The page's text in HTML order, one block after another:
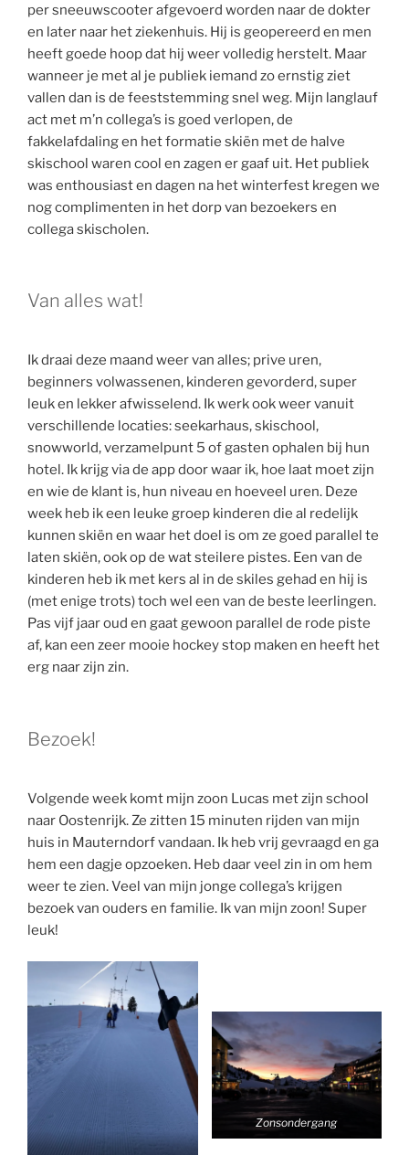
per sneeuwscooter afgevoerd worden naar de dokter
en later naar het ziekenhuis. Hij is geopereerd en men
heeft goede hoop dat hij weer volledig herstelt. Maar
wanneer je met al je publiek iemand zo ernstig ziet
vallen dan is de feeststemming snel weg. Mijn langlauf
act met m’n collega’s is goed verlopen, de
fakkelafdaling en het formatie skiën met de halve
skischool waren cool en zagen er gaaf uit. Het publiek
was enthousiast en dagen na het winterfest kregen we
nog complimenten in het dorp van bezoekers en
collega skischolen.
Van alles wat!
Ik draai deze maand weer van alles; prive uren,
beginners volwassenen, kinderen gevorderd, super
leuk en lekker afwisselend. Ik werk ook weer vanuit
verschillende locaties: seekarhaus, skischool,
snowworld, verzamelpunt 5 of gasten ophalen bij hun
hotel. Ik krijg via de app door waar ik, hoe laat moet zijn
en wie de klant is, hun niveau en hoeveel uren. Deze
week heb ik een leuke groep kinderen die al redelijk
kunnen skiën en waar het doel is om ze goed parallel te
laten skiën, ook op de wat steilere pistes. Een van de
kinderen heb ik met kers al in de skiles gehad en hij is
(met enige trots) toch wel een van de beste leerlingen.
Pas vijf jaar oud en gaat gewoon parallel de rode piste
af, kan een zeer mooie hockey stop maken en heeft het
erg naar zijn zin.
Bezoek!
Volgende week komt mijn zoon Lucas met zijn school
naar Oostenrijk. Ze zitten 15 minuten rijden van mijn
huis in Mauterndorf vandaan. Ik heb vrij gevraagd en ga
hem een dagje opzoeken. Heb daar veel zin in om hem
weer te zien. Veel van mijn jonge collega’s krijgen
bezoek van ouders en familie. Ik van mijn zoon! Super
leuk!
Zonsondergang